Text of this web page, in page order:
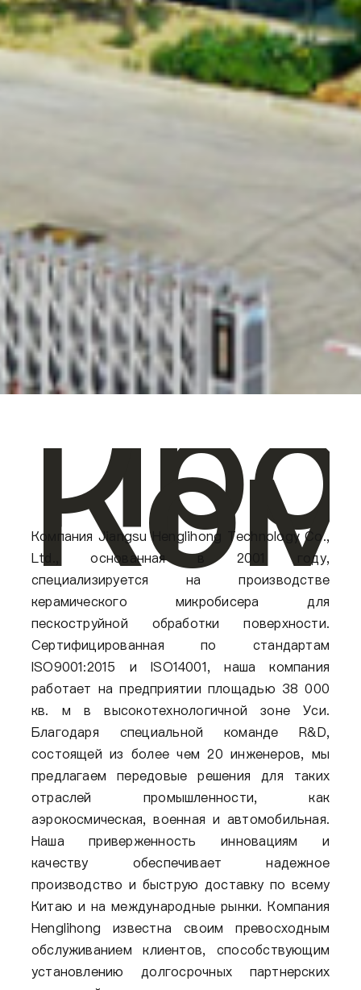
Компания Jiangsu Henglihong Technology Co.,
Ltd., основанная в 2001 году,
специализируется на производстве
керамического микробисера для
пескоструйной обработки поверхности.
Сертифицированная по стандартам
ISO9001:2015 и ISO14001, наша компания
работает на предприятии площадью 38 000
кв. м в высокотехнологичной зоне Уси.
Благодаря специальной команде R&D,
состоящей из более чем 20 инженеров, мы
предлагаем передовые решения для таких
отраслей промышленности, как
аэрокосмическая, военная и автомобильная.
Наша приверженность инновациям и
качеству обеспечивает надежное
производство и быструю доставку по всему
Китаю и на международные рынки. Компания
Henglihong известна своим превосходным
обслуживанием клиентов, способствующим
установлению долгосрочных партнерских